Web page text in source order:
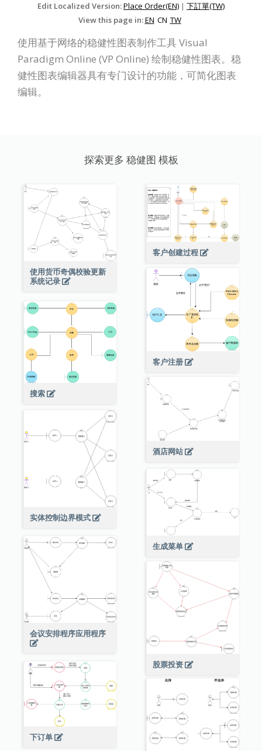
Edit Localized Version:Place Order(EN) | 下訂單(TW)
View this page in:EN CN TW
使用基于网络的稳健性图表制作工具 Visual
Paradigm Online (VP Online) 绘制稳健性图表。稳
健性图表编辑器具有专门设计的功能，可简化图表
编辑。
探索更多 稳健图 模板
使用货币奇偶校验更新
系统记录
客户创建过程
客户注册
搜索
酒店网站
实体控制边界模式
生成菜单
会议安排程序应用程序
股票投资
下订单